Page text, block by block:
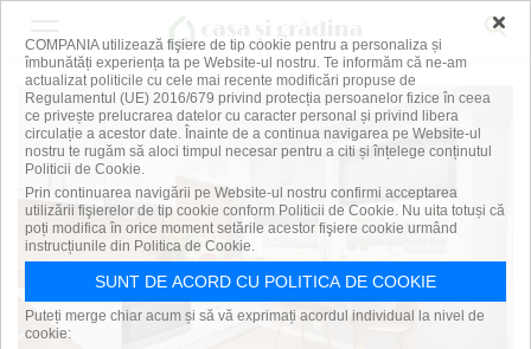
×
COMPANIA utilizează fişiere de tip cookie pentru a personaliza și
îmbunătăți experiența ta pe Website-ul nostru. Te informăm că ne-am
actualizat politicile cu cele mai recente modificări propuse de
Regulamentul (UE) 2016/679 privind protecția persoanelor fizice în ceea
ce privește prelucrarea datelor cu caracter personal și privind libera
circulație a acestor date. Înainte de a continua navigarea pe Website-ul
nostru te rugăm să aloci timpul necesar pentru a citi și înțelege conținutul
Politicii de Cookie.
Prin continuarea navigării pe Website-ul nostru confirmi acceptarea
utilizării fişierelor de tip cookie conform Politicii de Cookie. Nu uita totuși că
poți modifica în orice moment setările acestor fişiere cookie urmând
instrucțiunile din Politica de Cookie.
SUNT DE ACORD CU POLITICA DE COOKIE
Puteți merge chiar acum și să vă exprimați acordul individual la nivel de
cookie: